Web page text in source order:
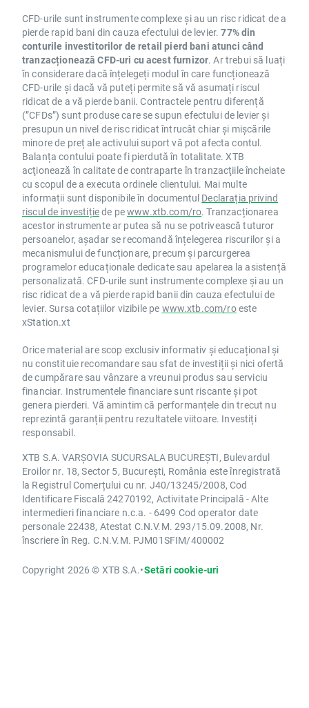
CFD-urile sunt instrumente complexe și au un risc ridicat de a
pierde rapid bani din cauza efectului de levier.77% din
conturile investitorilor de retail pierd bani atunci când
tranzacționează CFD-uri cu acest furnizor. Ar trebui să luați
în considerare dacă înțelegeți modul în care funcționează
CFD-urile și dacă vă puteți permite să vă asumați riscul
ridicat de a vă pierde banii. Contractele pentru diferență
(”CFDs”) sunt produse care se supun efectului de levier și
presupun un nivel de risc ridicat întrucât chiar și mișcările
minore de preț ale activului suport vă pot afecta contul.
Balanța contului poate fi pierdută în totalitate. XTB
acţionează în calitate de contraparte în tranzacţiile încheiate
cu scopul de a executa ordinele clientului. Mai multe
informații sunt disponibile în documentul Declarația privind
riscul de investițiede pewww.xtb.com/ro. Tranzacționarea
acestor instrumente ar putea să nu se potrivească tuturor
persoanelor, așadar se recomandă înțelegerea riscurilor și a
mecanismului de funcționare, precum și parcurgerea
programelor educaționale dedicate sau apelarea la asistență
personalizată. CFD-urile sunt instrumente complexe și au un
risc ridicat de a vă pierde rapid banii din cauza efectului de
levier. Sursa cotațiilor vizibile pe www.xtb.com/roeste
xStation.xt
Orice material are scop exclusiv informativ și educațional și
nu constituie recomandare sau sfat de investiții și nici ofertă
de cumpărare sau vânzare a vreunui produs sau serviciu
financiar. Instrumentele financiare sunt riscante și pot
genera pierderi. Vă amintim că performanțele din trecut nu
reprezintă garanții pentru rezultatele viitoare. Investiți
responsabil.
XTB S.A. VARȘOVIA SUCURSALA BUCUREȘTI, Bulevardul
Eroilor nr. 18, Sector 5, București, România este înregistrată
la Registrul Comerțului cu nr. J40/13245/2008, Cod
Identificare Fiscală 24270192, Activitate Principală - Alte
intermedieri financiare n.c.a. - 6499 Cod operator date
personale 22438, Atestat C.N.V.M. 293/15.09.2008, Nr.
înscriere în Reg. C.N.V.M. PJM01SFIM/400002
Copyright 2026 © XTB S.A.•Setări cookie-uri